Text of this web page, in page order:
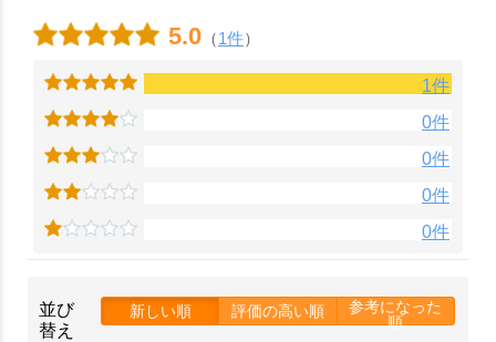
お買い物を続ける カートへ進む
5.0 （1件）
1件
0件
0件
0件
0件
並び
替え
新しい順 評価の高い順
参考になった
順